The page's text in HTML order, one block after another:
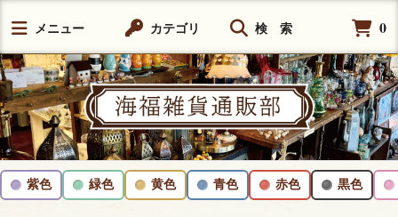
メニュー カテゴリ 検 索 0
紫色 緑色 黄色 青色 赤色 黒色